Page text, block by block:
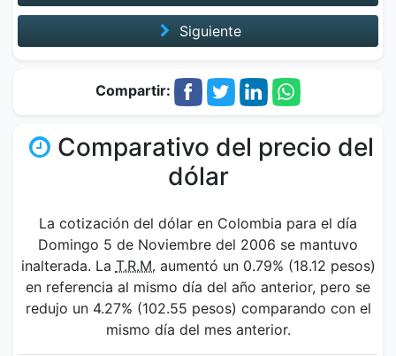
Siguiente
Compartir:
Comparativo del precio del
dólar
La cotización del dólar en Colombia para el día
Domingo 5 de Noviembre del 2006 se mantuvo
inalterada. La T.R.M. aumentó un 0.79% (18.12 pesos)
en referencia al mismo día del año anterior, pero se
redujo un 4.27% (102.55 pesos) comparando con el
mismo día del mes anterior.